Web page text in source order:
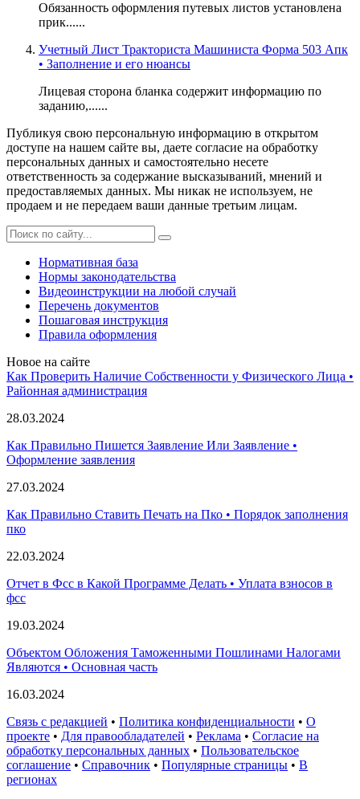
Обязанность оформления путевых листов установлена
прик......
Учетный Лист Тракториста Машиниста Форма 503 Апк
• Заполнение и его нюансы
Лицевая сторона бланка содержит информацию по
заданию,......
Публикуя свою персональную информацию в открытом
доступе на нашем сайте вы, даете согласие на обработку
персональных данных и самостоятельно несете
ответственность за содержание высказываний, мнений и
предоставляемых данных. Мы никак не используем, не
продаем и не передаем ваши данные третьим лицам.
Нормативная база
Нормы законодательства
Видеоинструкции на любой случай
Перечень документов
Пошаговая инструкция
Правила оформления
Новое на сайте
Как Проверить Наличие Собственности у Физического Лица •
Paйoннaя aдминиcтpaция
28.03.2024
Как Правильно Пишется Заявление Или Заявление •
Оформление заявления
27.03.2024
Как Правильно Ставить Печать на Пко • Порядок заполнения
пко
22.03.2024
Отчет в Фсс в Какой Программе Делать • Уплата взносов в
фсс
19.03.2024
Объектом Обложения Таможенными Пошлинами Налогами
Являются • Основная часть
16.03.2024
Связь с редакцией • Политика конфиденциальности • О
проекте • Для правообладателей • Реклама • Согласие на
обработку персональных данных • Пользовательское
соглашение • Справочник • Популярные страницы • В
регионах